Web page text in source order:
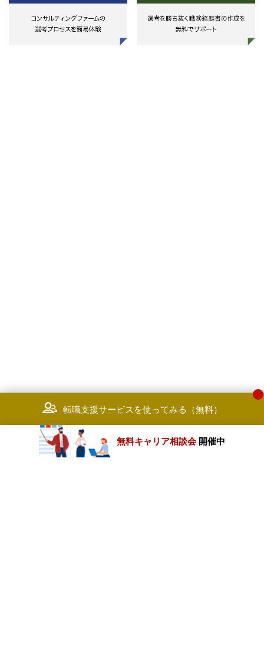
転職支援サービスを使ってみる（無料）
無料キャリア相談会 開催中